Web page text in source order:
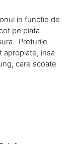
in functie de
pe piata
Preturile
apropiate, insa
care scoate